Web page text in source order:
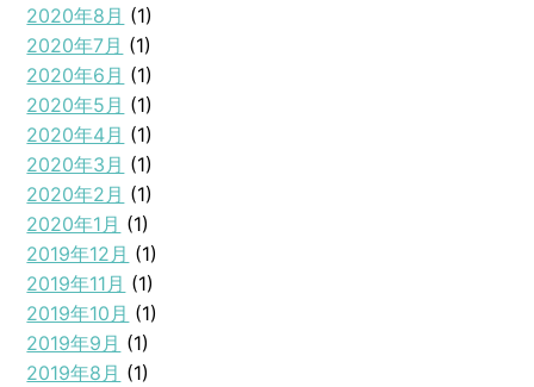
2020年8月 (1)
2020年7月 (1)
2020年6月 (1)
2020年5月 (1)
2020年4月 (1)
2020年3月 (1)
2020年2月 (1)
2020年1月 (1)
2019年12月 (1)
2019年11月 (1)
2019年10月 (1)
2019年9月 (1)
2019年8月 (1)